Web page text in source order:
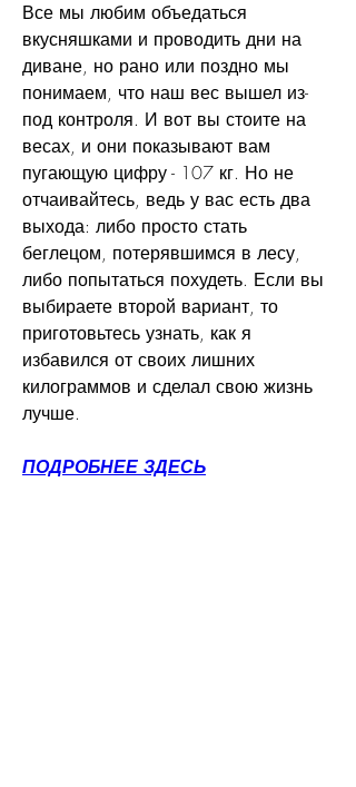
Все мы любим объедаться
вкусняшками и проводить дни на
диване, но рано или поздно мы
понимаем, что наш вес вышел из-
под контроля. И вот вы стоите на
весах, и они показывают вам
пугающую цифру - 107 кг. Но не
отчаивайтесь, ведь у вас есть два
выхода: либо просто стать
беглецом, потерявшимся в лесу,
либо попытаться похудеть. Если вы
выбираете второй вариант, то
приготовьтесь узнать, как я
избавился от своих лишних
килограммов и сделал свою жизнь
лучше.
ПОДРОБНЕЕ ЗДЕСЬ